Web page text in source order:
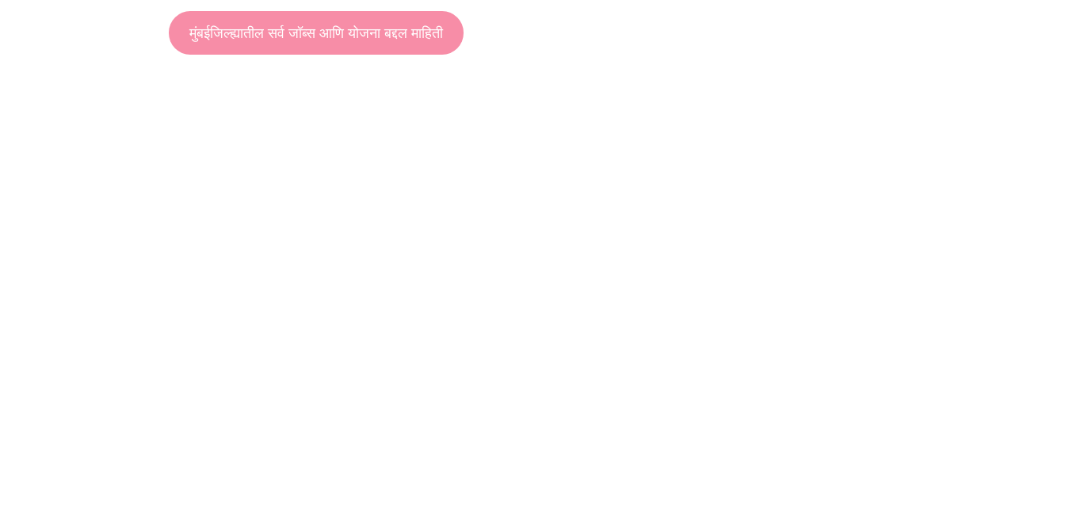
मुंबईजिल्ह्यातील सर्व जॉब्स आणि योजना बद्दल माहिती